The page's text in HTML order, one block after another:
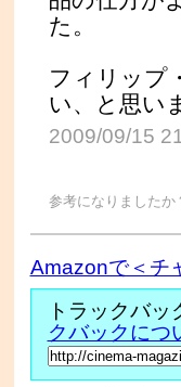
た。
フィリップ
い、と思い
2009/09/15
参考になりましたか
Amazonで＜チ
トラックバ
クバックにつ